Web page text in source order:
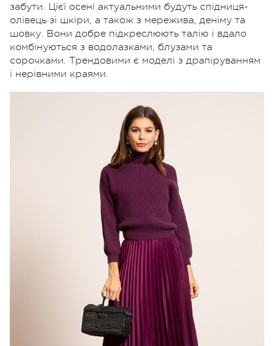
забути. Цієї осені актуальними будуть спідниця-
олівець зі шкіри, а також з мережива, деніму та
шовку. Вони добре підкреслюють талію і вдало
комбінуються з водолазками, блузами та
сорочками. Трендовими є моделі з драпіруванням
і нерівними краями.